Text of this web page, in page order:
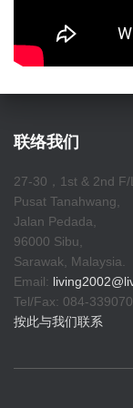
联络我们
27-30，1st & 2nd F/L,
Pusat Tanahwang,
Jalan Pedada,
96000 Sibu,
Sarawak, Malaysia.
Email:
Tel/Fax: 084-339070
按此与我们联系